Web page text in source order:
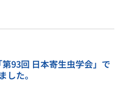
93回 日本寄生虫学会」で
した。